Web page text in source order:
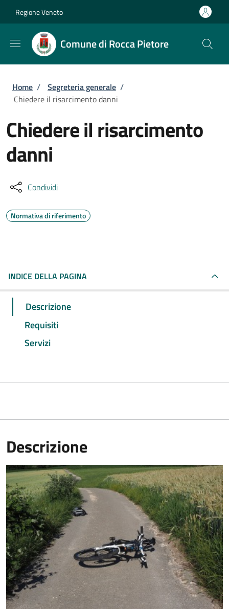
Regione Veneto
Comune di Rocca Pietore
Briciole di pane
Home / Segreteria generale /
Chiedere il risarcimento danni
Chiedere il risarcimento
danni
Condividi
Normativa di riferimento
INDICE DELLA PAGINA
Descrizione
Requisiti
Servizi
Descrizione